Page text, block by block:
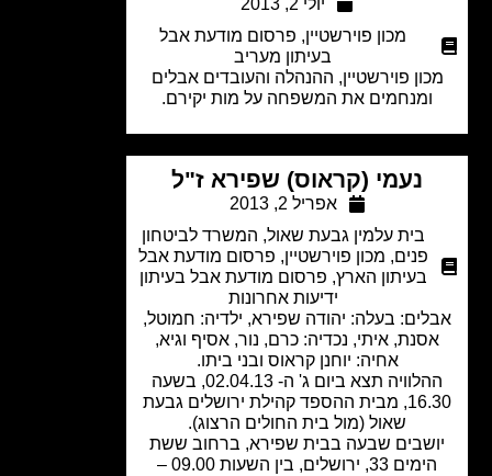
מכון פוירשטיין,פרסום מודעת אבל
בעיתון מעריב
פוירשטיין, ההנהלה והעובדים אבלים
ומנחמים את המשפחה על מות יקירם.
נעמי (קראוס) שפירא ז"ל
אפריל 2, 2013
בית עלמין גבעת שאול,המשרד לביטחון
פנים,מכון פוירשטיין,פרסום מודעת אבל
בעיתון הארץ,פרסום מודעת אבל בעיתון
ידיעות אחרונות
בעלה: יהודה שפירא, ילדיה: חמוטל,
איתי, נכדיה: כרם, נור, אסיף וגיא,
אחיה: יוחנן קראוס ובני ביתו.
ההלוויה תצא ביום ג' ה- 02.04.13, בשעה
16.30, מבית ההספד קהילת ירושלים גבעת
שאול (מול בית החולים הרצוג).
שבעה בבית שפירא, ברחוב ששת
הימים 33, ירושלים, בין השעות 09.00 –